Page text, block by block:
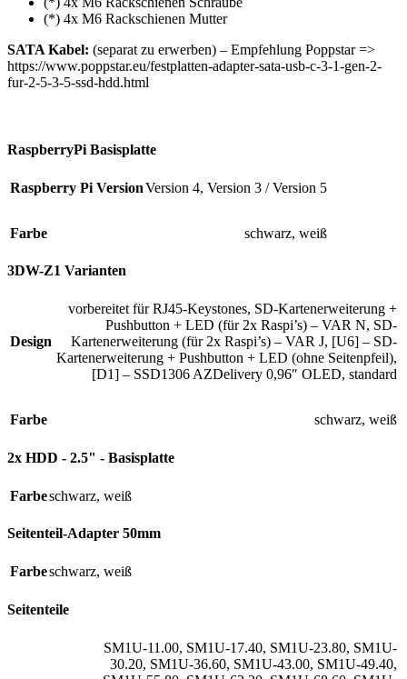
(*) 4x M6 Rackschienen Mutter
SATA Kabel: (separat zu erwerben) – Empfehlung Poppstar =>
https://www.poppstar.eu/festplatten-adapter-sata-usb-c-3-1-gen-2-
fur-2-5-3-5-ssd-hdd.html
RaspberryPi Basisplatte
Raspberry Pi VersionVersion 4, Version 3 / Version 5
Farbe schwarz, weiß
3DW-Z1 Varianten
Design
vorbereitet für RJ45-Keystones, SD-Kartenerweiterung +
Pushbutton + LED (für 2x Raspi’s) – VAR N, SD-
Kartenerweiterung (für 2x Raspi’s) – VAR J, [U6] – SD-
Kartenerweiterung + Pushbutton + LED (ohne Seitenpfeil),
[D1] – SSD1306 AZDelivery 0,96″ OLED, standard
Farbe schwarz, weiß
2x HDD - 2.5" - Basisplatte
Farbeschwarz, weiß
Seitenteil-Adapter 50mm
Farbeschwarz, weiß
Seitenteile
SM1U-11.00, SM1U-17.40, SM1U-23.80, SM1U-
30.20, SM1U-36.60, SM1U-43.00, SM1U-49.40,